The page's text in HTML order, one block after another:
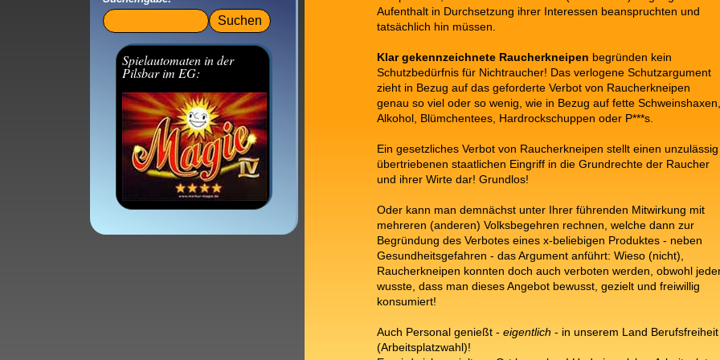
Aufenthalt in Durchsetzung ihrer Interessen beanspruchten und
tatsächlich hin müssen.
Klar gekennzeichnete Raucherkneipen begründen kein
Schutzbedürfnis für Nichtraucher! Das verlogene Schutzargument
zieht in Bezug auf das geforderte Verbot von Raucherkneipen
genau so viel oder so wenig, wie in Bezug auf fette Schweinshaxen,
Alkohol, Blümchentees, Hardrockschuppen oder P***s.
Ein gesetzliches Verbot von Raucherkneipen stellt einen unzulässig
übertriebenen staatlichen Eingriff in die Grundrechte der Raucher
und ihrer Wirte dar! Grundlos!
Oder kann man demnächst unter Ihrer führenden Mitwirkung mit
mehreren (anderen) Volksbegehren rechnen, welche dann zur
Begründung des Verbotes eines x-beliebigen Produktes - neben
Gesundheitsgefahren - das Argument anführt: Wieso (nicht),
Raucherkneipen konnten doch auch verboten werden, obwohl
wusste, dass man dieses Angebot bewusst, gezielt und freiwillig
konsumiert!
Auch Personal genießt - eigentlich - in unserem Land Berufsfreiheit
(Arbeitsplatzwahl)!
Suchbegriffe
Spielautomaten in der
Pilsbar im EG: